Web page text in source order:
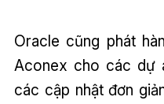
Oracle cũng phát
Aconex cho các dự
các cập nhật đơn